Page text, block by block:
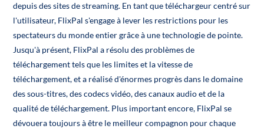
depuis des sites de streaming. En tant que téléchargeur centré sur
l'utilisateur, FlixPal s'engage à lever les restrictions pour les
spectateurs du monde entier grâce à une technologie de pointe.
Jusqu'à présent, FlixPal a résolu des problèmes de
téléchargement tels que les limites et la vitesse de
téléchargement, et a réalisé d'énormes progrès dans le domaine
des sous-titres, des codecs vidéo, des canaux audio et de la
qualité de téléchargement. Plus important encore, FlixPal se
dévouera toujours à être le meilleur compagnon pour chaque